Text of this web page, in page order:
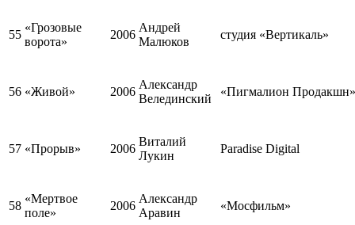
55
«Грозовые
ворота»
2006
Андрей
Малюков
студия «Вертикаль»
56 «Живой» 2006
Александр
Велединский
«Пигмалион Продакшн»
57 «Прорыв» 2006
Виталий
Лукин
Paradise Digital
58
«Мертвое
поле»
2006
Александр
Аравин
«Мосфильм»